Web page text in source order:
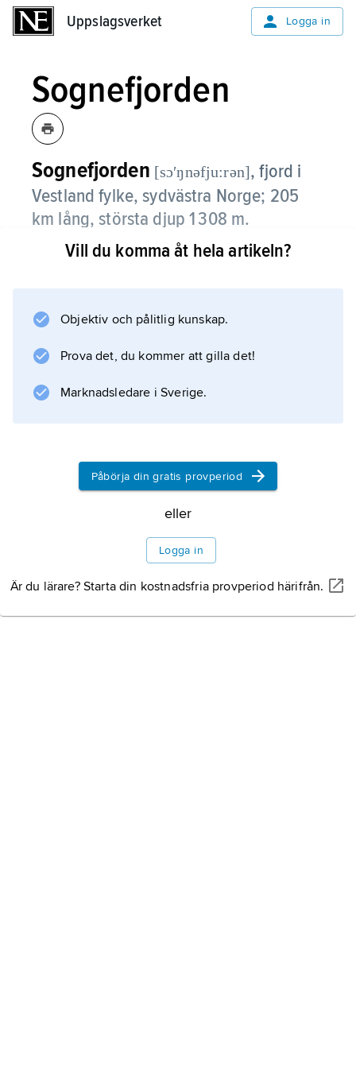
Uppslagsverket Logga in
Sognefjorden
Sognefjorden [sɔʹŋnəfju:rən],fjord i
Vestland fylke, sydvästra Norge; 205
km lång, största djup 1 308 m.
Sognefjorden är Norges längsta och djupaste
Största tillflödet är Jostedalselva.
Information om artikeln
Vill du komma åt hela artikeln?
Objektiv och pålitlig kunskap.
Prova det, du kommer att gilla det!
Marknadsledare i Sverige.
Påbörja din gratis provperiod
eller
Logga in
Är du lärare? Starta din kostnadsfria provperiod härifrån.